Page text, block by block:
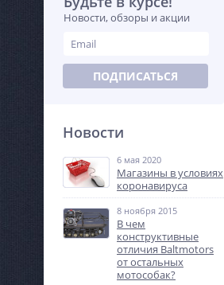
Новости, обзоры и акции
ПОДПИСАТЬСЯ
Новости
6 мая 2020
Магазины в условиях
коронавируса
8 ноября 2015
В чем
конструктивные
отличия Baltmotors
от остальных
мотособак?